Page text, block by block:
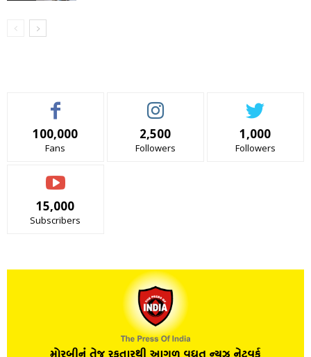
100,000
Fans
2,500
Followers
1,000
Followers
15,000
Subscribers